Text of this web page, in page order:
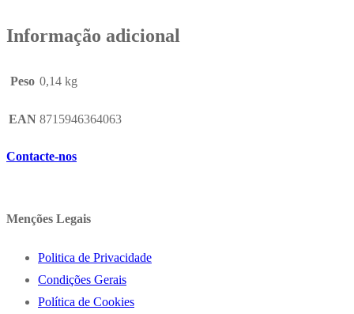
Informação adicional
Peso 0,14 kg
EAN 8715946364063
Contacte-nos
Menções Legais
Politica de Privacidade
Condições Gerais
Política de Cookies